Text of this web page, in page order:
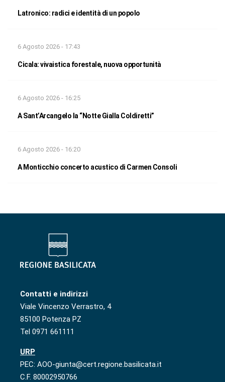
Latronico: radici e identità di un popolo
6 Agosto 2026 - 17:43
Cicala: vivaistica forestale, nuova opportunità
6 Agosto 2026 - 16:25
A Sant’Arcangelo la “Notte Gialla Coldiretti”
6 Agosto 2026 - 16:20
A Monticchio concerto acustico di Carmen Consoli
Contatti e indirizzi
Viale Vincenzo Verrastro, 4
85100 Potenza PZ
Tel 0971 661111
URP
PEC: AOO-giunta@cert.regione.basilicata.it
C.F. 80002950766